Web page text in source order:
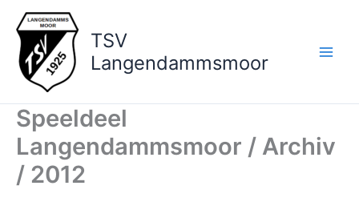
Inhalt
springen
TSV
Langendammsmoor
Speeldeel
Langendammsmoor / Archiv
/ 2012